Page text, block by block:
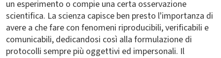
un esperimento o compie una certa osservazione
scientifica. La scienza capisce ben presto l'importanza di
avere a che fare con fenomeni riproducibili, verificabili e
comunicabili, dedicandosi così alla formulazione di
protocolli sempre più oggettivi ed impersonali. Il